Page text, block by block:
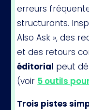
erreurs
structurants.
Also Ask », des
et des retours
éditorial peut
(voir 5 outils
Trois pistes